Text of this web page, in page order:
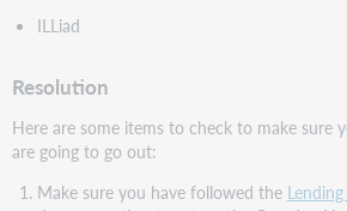
ILLiad
Resolution
Here are some items to check to make sure
are going to go out:
Make sure you have followed the